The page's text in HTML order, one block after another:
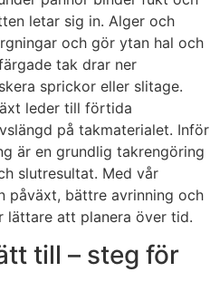
letar sig in. Alger och
och gör ytan hal och
tak drar ner
sprickor eller slitage.
leder till förtida
på takmaterialet. Inför
är en grundlig takrengöring
slutresultat. Med vår
påväxt, bättre avrinning och
lättare att planera över tid.
till – steg för